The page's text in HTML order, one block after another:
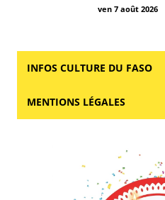
ven 7 août 2026
INFOS CULTURE DU FASO
MENTIONS LÉGALES